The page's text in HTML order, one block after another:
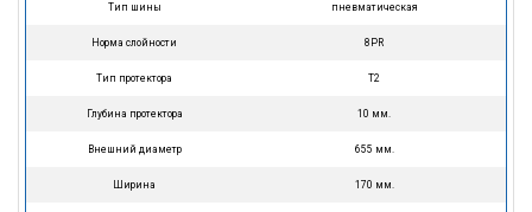
Тип шины пневматическая
Норма слойности 8PR
Тип протектора T2
Глубина протектора 10 мм.
Внешний диаметр 655 мм.
Ширина 170 мм.